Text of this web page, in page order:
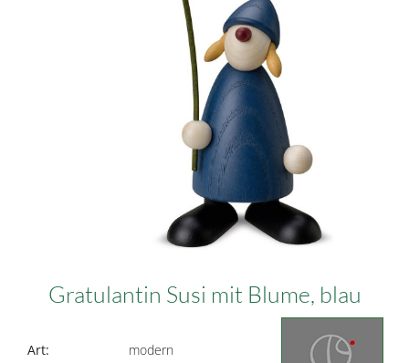
Gratulantin Susi mit Blume, blau
Art:
modern